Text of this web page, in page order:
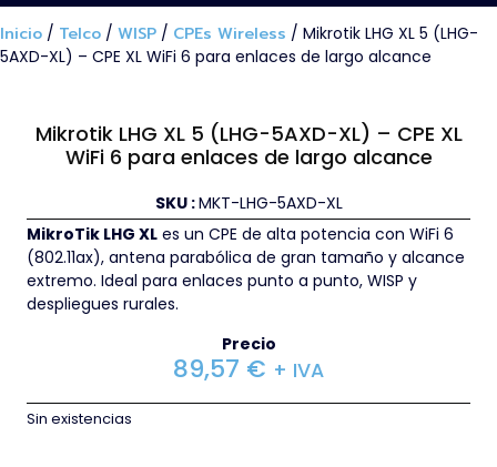
Inicio / Telco / WISP / CPEs Wireless / Mikrotik LHG XL 5 (LHG-
5AXD-XL) – CPE XL WiFi 6 para enlaces de largo alcance
Mikrotik LHG XL 5 (LHG-5AXD-XL) – CPE XL
WiFi 6 para enlaces de largo alcance
SKU :MKT-LHG-5AXD-XL
MikroTik LHG XL es un CPE de alta potencia con WiFi 6
(802.11ax), antena parabólica de gran tamaño y alcance
extremo. Ideal para enlaces punto a punto, WISP y
despliegues rurales.
Precio
89,57 € + IVA
Sin existencias